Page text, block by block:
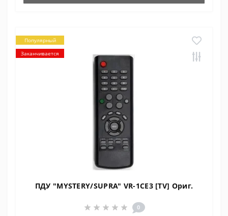
Популярный
Заканчивается
ПДУ "MYSTERY/SUPRA" VR-1CE3 [TV] Ориг.
0